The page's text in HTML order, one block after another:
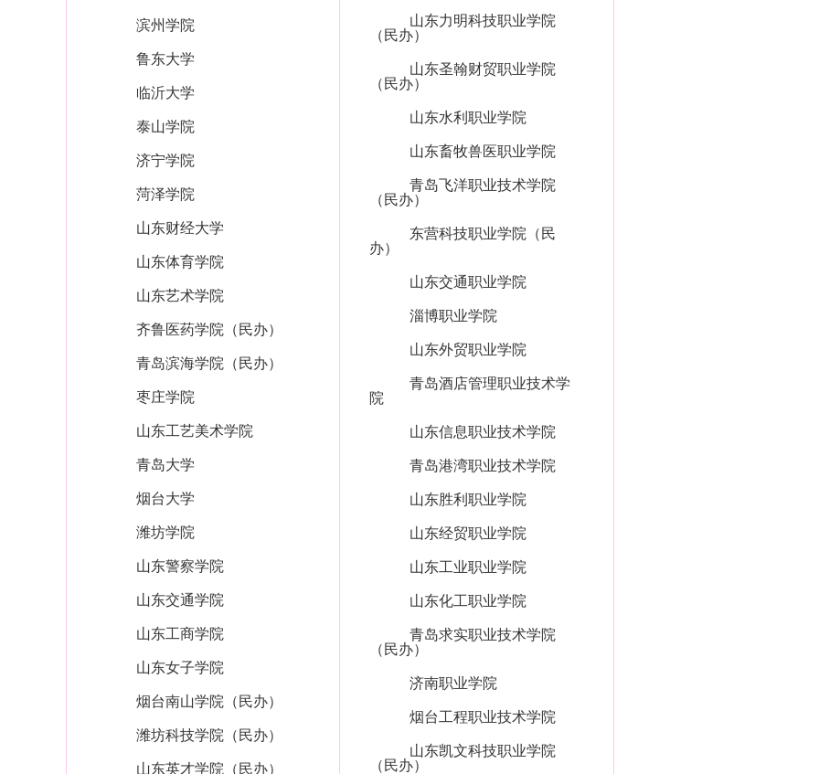
滨州学院
鲁东大学
临沂大学
泰山学院
济宁学院
菏泽学院
山东财经大学
山东体育学院
山东艺术学院
齐鲁医药学院（民办）
青岛滨海学院（民办）
枣庄学院
山东工艺美术学院
青岛大学
烟台大学
潍坊学院
山东警察学院
山东交通学院
山东工商学院
山东女子学院
烟台南山学院（民办）
潍坊科技学院（民办）
山东英才学院（民办）
山东力明科技职业学院
（民办）
山东圣翰财贸职业学院
（民办）
山东水利职业学院
山东畜牧兽医职业学院
青岛飞洋职业技术学院
（民办）
东营科技职业学院（民
办）
山东交通职业学院
淄博职业学院
山东外贸职业学院
青岛酒店管理职业技术学
院
山东信息职业技术学院
青岛港湾职业技术学院
山东胜利职业学院
山东经贸职业学院
山东工业职业学院
山东化工职业学院
青岛求实职业技术学院
（民办）
济南职业学院
烟台工程职业技术学院
山东凯文科技职业学院
（民办）